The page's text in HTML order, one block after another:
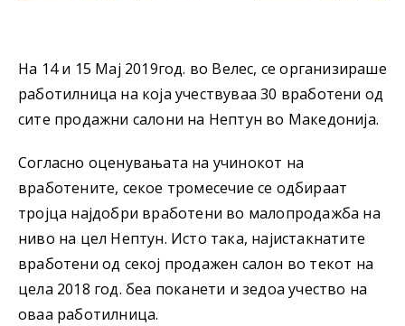
На 14 и 15 Мај 2019год. во Велес, се организираше
работилница на која учествуваа 30 вработени од
сите продажни салони на Нептун во Македонија.
Согласно оценувањата на учинокот на
вработените, секое тромесечие се одбираат
тројца најдобри вработени во малопродажба на
ниво на цел Нептун. Исто така, најистакнатите
вработени од секој продажен салон во текот на
цела 2018 год. беа поканети и зедоа учество на
оваа работилница.